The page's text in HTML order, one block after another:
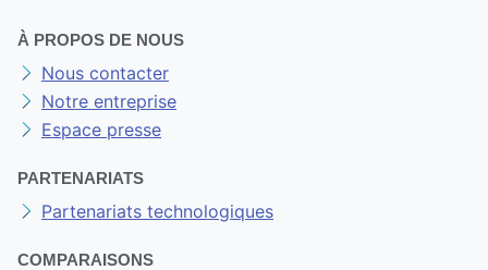
À PROPOS DE NOUS
Nous contacter
Notre entreprise
Espace presse
PARTENARIATS
Partenariats technologiques
COMPARAISONS